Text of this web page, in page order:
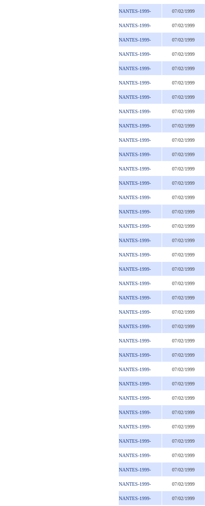
NANTES-1999- 07/02/1999
NANTES-1999- 07/02/1999
NANTES-1999- 07/02/1999
NANTES-1999- 07/02/1999
NANTES-1999- 07/02/1999
NANTES-1999- 07/02/1999
NANTES-1999- 07/02/1999
NANTES-1999- 07/02/1999
NANTES-1999- 07/02/1999
NANTES-1999- 07/02/1999
NANTES-1999- 07/02/1999
NANTES-1999- 07/02/1999
NANTES-1999- 07/02/1999
NANTES-1999- 07/02/1999
NANTES-1999- 07/02/1999
NANTES-1999- 07/02/1999
NANTES-1999- 07/02/1999
NANTES-1999- 07/02/1999
NANTES-1999- 07/02/1999
NANTES-1999- 07/02/1999
NANTES-1999- 07/02/1999
NANTES-1999- 07/02/1999
NANTES-1999- 07/02/1999
NANTES-1999- 07/02/1999
NANTES-1999- 07/02/1999
NANTES-1999- 07/02/1999
NANTES-1999- 07/02/1999
NANTES-1999- 07/02/1999
NANTES-1999- 07/02/1999
NANTES-1999- 07/02/1999
NANTES-1999- 07/02/1999
NANTES-1999- 07/02/1999
NANTES-1999- 07/02/1999
NANTES-1999- 07/02/1999
NANTES-1999- 07/02/1999